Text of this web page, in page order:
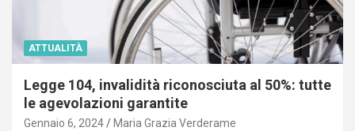
ATTUALITÀ
Legge 104, invalidità riconosciuta al 50%: tutte
le agevolazioni garantite
Gennaio 6, 2024 Maria Grazia Verderame